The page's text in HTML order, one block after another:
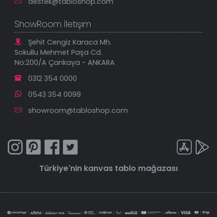
ShowRoom İletişim
Şehit Cengiz Karaca Mh.
Sokullu Mehmet Paşa Cd.
No:200/A Çankaya - ANKARA
0312 354 0000
0543 354 0099
showroom@tabloshop.com
Türkiye'nin kanvas tablo mağazası